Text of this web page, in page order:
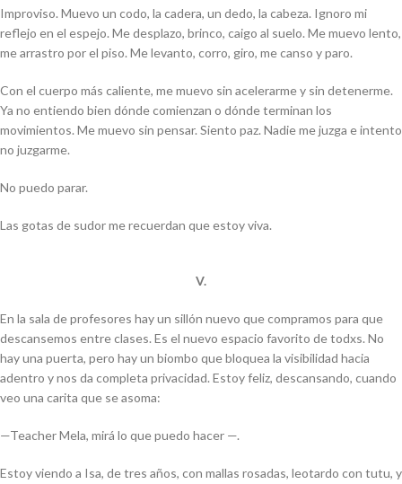
Improviso. Muevo un codo, la cadera, un dedo, la cabeza. Ignoro mi
reflejo en el espejo. Me desplazo, brinco, caigo al suelo. Me muevo lento,
me arrastro por el piso. Me levanto, corro, giro, me canso y paro.
Con el cuerpo más caliente, me muevo sin acelerarme y sin detenerme.
Ya no entiendo bien dónde comienzan o dónde terminan los
movimientos. Me muevo sin pensar. Siento paz. Nadie me juzga e intento
no juzgarme.
No puedo parar.
Las gotas de sudor me recuerdan que estoy viva.
V.
En la sala de profesores hay un sillón nuevo que compramos para que
descansemos entre clases. Es el nuevo espacio favorito de todxs. No
hay una puerta, pero hay un biombo que bloquea la visibilidad hacia
adentro y nos da completa privacidad. Estoy feliz, descansando, cuando
veo una carita que se asoma:
—Teacher Mela, mirá lo que puedo hacer —.
Estoy viendo a Isa, de tres años, con mallas rosadas, leotardo con tutu, y